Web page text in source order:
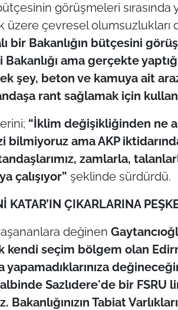
bütçesinin görüşmeleri
üzere çevresel olumsuzlukları
bir Bakanlığın bütçesini
ama gerçekte
şey, beton ve kamuya ait
rant sağlamak için
“İklim değişikliğinden ne
bilmiyoruz ama AKP
zamlarla,
çalışıyor” şeklinde sürdürdü.
KATAR’IN ÇIKARLARINA
değinen
kendi seçim bölgem olan
yapamadıklarınıza
Sazlıdere'de bir FSRU
Bakanlığınızın Tabiat